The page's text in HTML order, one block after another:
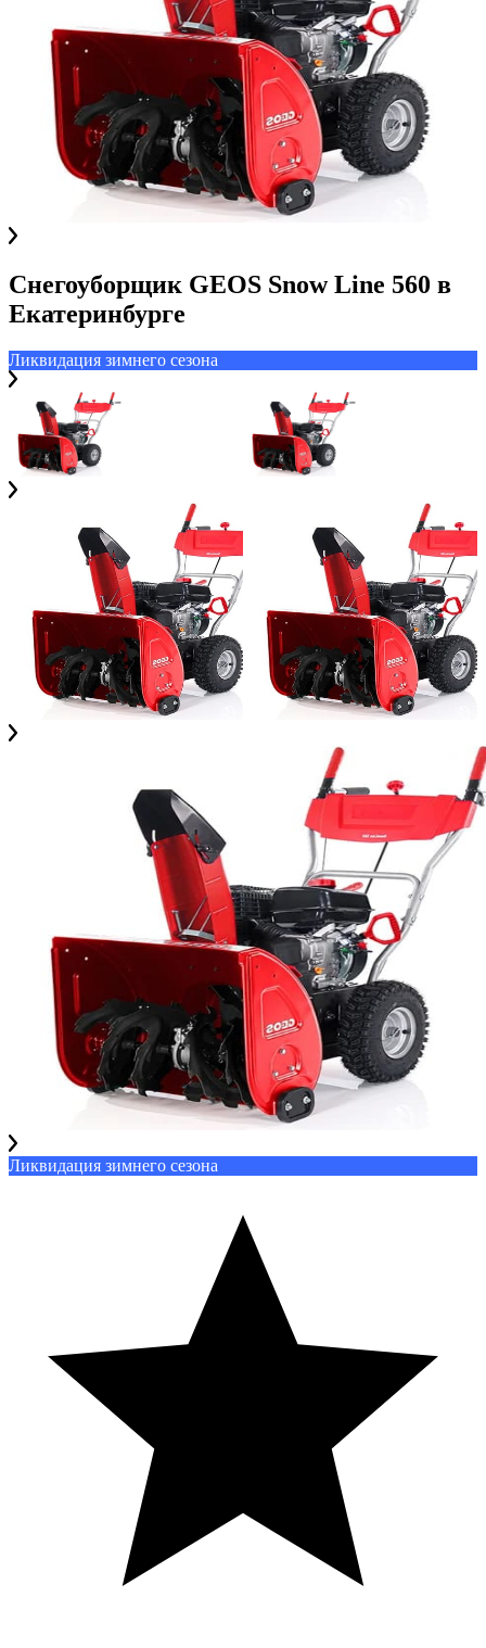
Снегоуборщик GEOS Snow Line 560 в
Екатеринбурге
Ликвидация зимнего сезона
Ликвидация зимнего сезона